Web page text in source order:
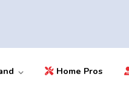
Home Pros